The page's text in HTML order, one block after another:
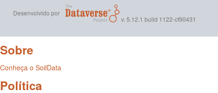
Desenvolvido por
v. 5.12.1 build 1122-cf90431
Sobre
Conheça o SoilData
Política